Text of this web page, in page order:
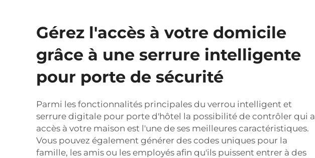
Gérez l'accès à votre domicile
grâce à une serrure intelligente
pour porte de sécurité
Parmi les fonctionnalités principales du verrou intelligent et
serrure digitale pour porte d'hôtel la possibilité de contrôler qui a
accès à votre maison est l'une de ses meilleures caractéristiques.
Vous pouvez également générer des codes uniques pour la
famille, les amis ou les employés afin qu'ils puissent entrer à des